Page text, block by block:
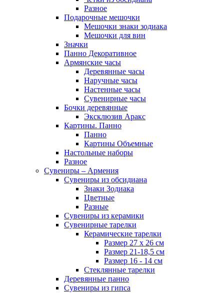
Разное
Подарочные мешочки
Мешочки знаки зодиака
Мешочки для вин
Значки
Панно Декоративное
Армянские часы
Деревянные часы
Наручные часы
Настенные часы
Сувенирные часы
Бочки деревянные
Эксклюзив Аракс
Картины. Панно
Панно
Картины Объемные
Настольные наборы
Разное
Сувениры – Армения
Сувениры из обсидиана
Знаки Зодиака
Цветные
Разные
Сувениры из керамики
Сувенирные тарелки
Керамические тарелки
Размер 27 х 26 см
Размер 21-18,5 см
Размер 16 - 14 см
Стеклянные тарелки
Деревянные панно
Сувениры из гипса